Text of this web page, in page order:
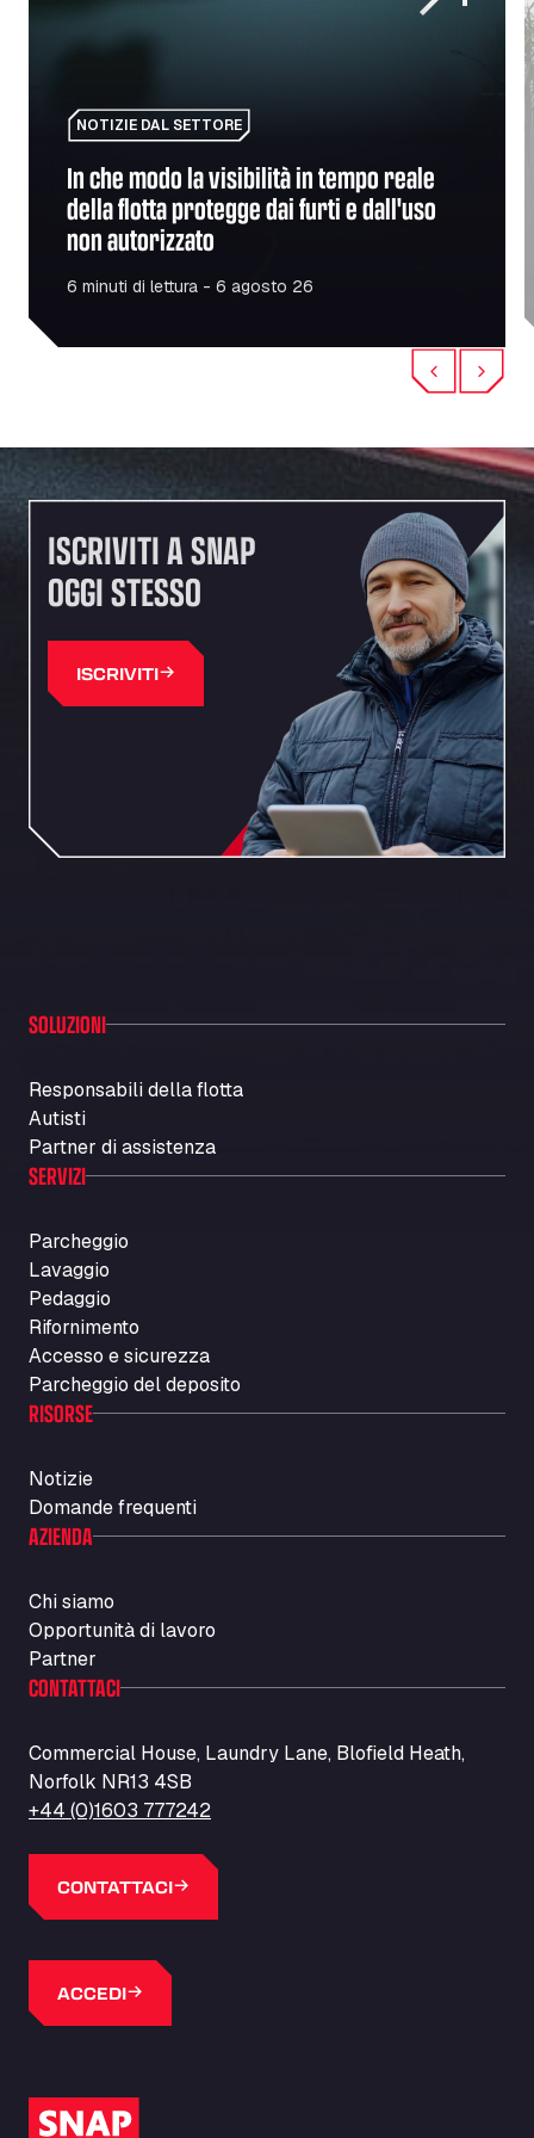
NOTIZIE DAL SETTORE
In che modo la visibilità in tempo reale
della flotta protegge dai furti e dall'uso
non autorizzato
6 minuti di lettura - 6 agosto 26
Previous
Next
ISCRIVITI A SNAP
OGGI STESSO
ISCRIVITI
SOLUZIONI
Responsabili della flotta
Autisti
Partner di assistenza
SERVIZI
Parcheggio
Lavaggio
Pedaggio
Rifornimento
Accesso e sicurezza
Parcheggio del deposito
RISORSE
Notizie
Domande frequenti
AZIENDA
Chi siamo
Opportunità di lavoro
Partner
CONTATTACI
Commercial House, Laundry Lane, Blofield Heath,
Norfolk NR13 4SB
+44 (0)1603 777242
CONTATTACI
ACCEDI
Logo SNAP